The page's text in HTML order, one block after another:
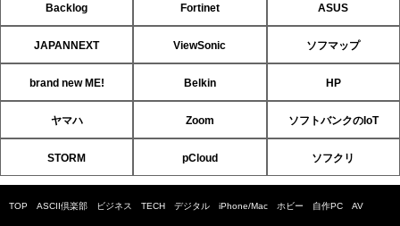
Backlog Fortinet ASUS
JAPANNEXT ViewSonic ソフマップ
brand new ME! Belkin HP
ヤマハ Zoom ソフトバンクのIoT
STORM pCloud ソフクリ
TOP ASCII倶楽部 ビジネス TECH デジタル iPhone/Mac ホビー 自作PC AV